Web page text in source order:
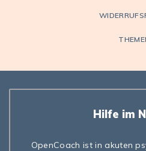
Hilfe im
OpenCoach ist in akuten